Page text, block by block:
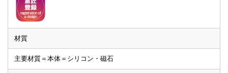
材質
主要材質＝本体＝シリコン・磁石